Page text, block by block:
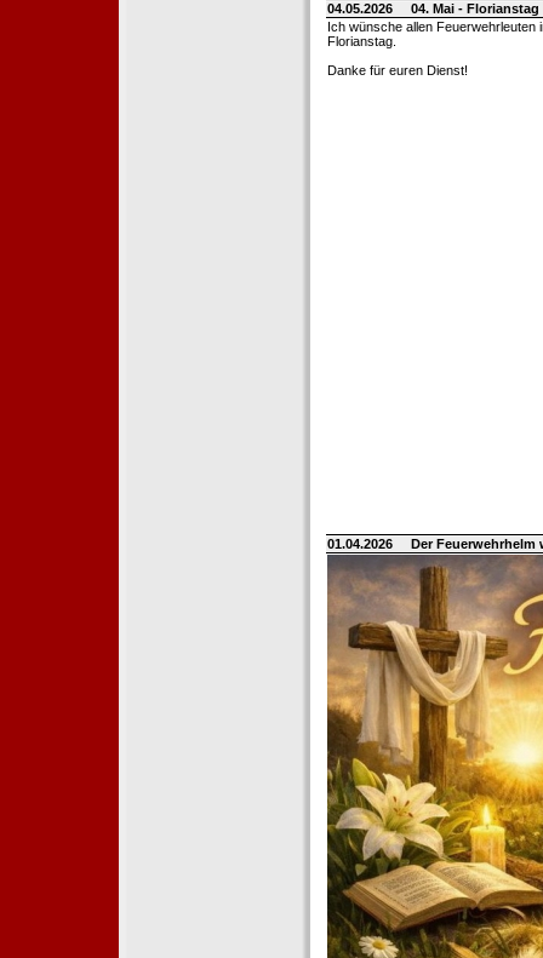
04.05.2026
04. Mai -
Ich wünsche allen Feuerwehrleuten
Florianstag.
Danke für euren Dienst!
01.04.2026 Der